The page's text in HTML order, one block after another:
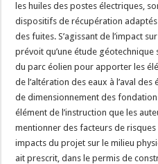
les huiles des postes électriques,
dispositifs de récupération
des fuites. S’agissant de l’impact
prévoit qu’une étude
du parc éolien pour apporter les
de l’altération des eaux à l’aval
de dimensionnement des
élément de l’instruction que les
mentionner des facteurs de
impacts du projet sur le milieu
ait prescrit, dans le permis de